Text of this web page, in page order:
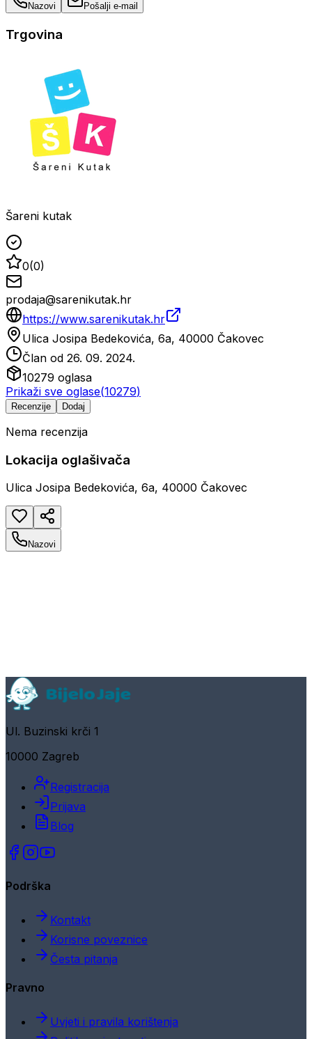
Nazovi Pošalji e-mail
Trgovina
Šareni kutak
0(0)
prodaja@sarenikutak.hr
https://www.sarenikutak.hr
Ulica Josipa Bedekovića, 6a, 40000 Čakovec
Član od 26. 09. 2024.
10279 oglasa
Prikaži sve oglase(10279)
Recenzije Dodaj
Nema recenzija
Lokacija oglašivača
Ulica Josipa Bedekovića, 6a, 40000 Čakovec
Nazovi
Ul. Buzinski krči 1
10000 Zagreb
Registracija
Prijava
Blog
Podrška
Kontakt
Korisne poveznice
Česta pitanja
Pravno
Uvjeti i pravila korištenja